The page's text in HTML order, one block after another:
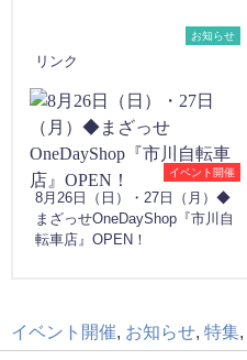
お知らせ
リンク
イベント開催
8月26日（日）・27日（月）◆
まざっせOneDayShop『市川自
転車店』OPEN！
イベント開催 お知らせ 特集